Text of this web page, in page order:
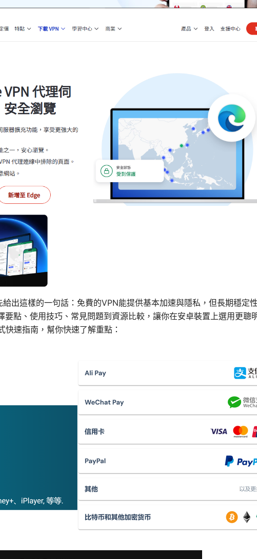
出這樣的一句話：免費的VPN能提供基本加速與隱私，但長期穩定
要點、使用技巧、常見問題到資源比較，讓你在安卓裝置上選用更聰
速指南，幫你快速了解重點：